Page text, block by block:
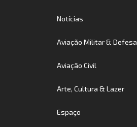
Notícias
Aviação Militar & Defesa
Aviação Civil
Arte, Cultura & Lazer
Espaço